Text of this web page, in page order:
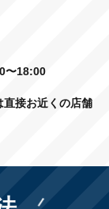
〜18:00
接お近くの店舗